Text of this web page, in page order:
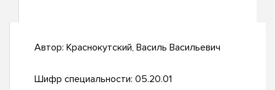
Автор: Краснокутский, Василь Васильевич
Шифр специальности: 05.20.01